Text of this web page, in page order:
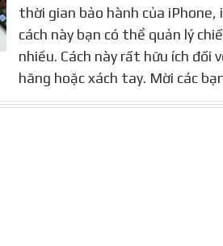
thời gian bảo hành của iPhone,
cách này bạn có thể quản lý
nhiều. Cách này rất hữu ích đối
hãng hoặc xách tay. Mời các